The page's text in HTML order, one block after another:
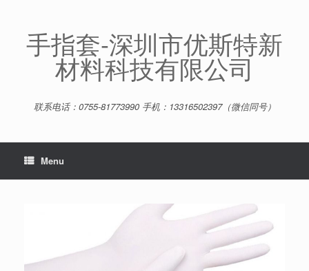
content手指套-深圳市优斯特新
材料科技有限公司
联系电话：0755-81773990 手机：13316502397（微信同号）
Menu